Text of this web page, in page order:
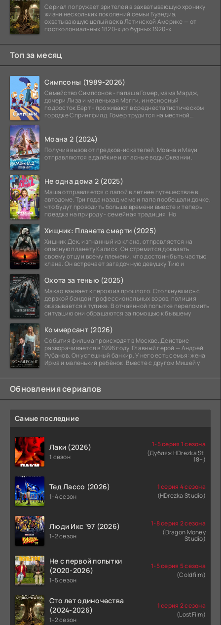
Сериал погружает зрителей в захватывающую хронику
жизни нескольких поколений семьи Буэндиа,
охватывающую целый век в Латинской Америке — от
постколониальных 1820-х до бурных 1920-х.
Топ за месяц
Симпсоны (1989-2026)
Семейство Симпсонов - папаша Гомер, мама Мардж,
дочери Лиза и маленькая Мэгги, и несносный
подросток Барт - проживают в среднестатистическом
городке Спрингфилд. Гомер трудится на местной
Моана 2 (2024)
Получив вызов от предков-искателей, Моана и Мауи
отправляются в далёкие и опасные воды Океании.
Не одна дома 2 (2025)
Маша отправляется с папой в летнее путешествие в
автодоме. Три года назад мама и папа пообещали дочке,
что будут проводить больше времени вместе и теперь
поездка на природу - семейная традиция. Но
Хищник: Планета смерти (2025)
Хищник Дек, изгнанный из клана, отправляется на
опасную планету Калиск. Он стремится доказать
своему отцу и всему племени, что достоин быть частью
клана. Он встречает загадочную девушку Тию и
Охота за тенью (2025)
Макао взывает к герою из прошлого. Столкнувшись с
дерзкой бандой профессиональных воров, полиция
оказывается в тупике. В отчаянной попытке переломить
ситуацию они обращаются за помощью к бывшему
Коммерсант (2026)
События фильма происходят в Москве. Действие
разворачивается в 1996 году. Главный герой — Андрей
Рубанов. Он успешный банкир. У него есть семья: жена
Ирма и маленький ребёнок. Вместе с другом Мишей у
Обновления сериалов
Самые последние
Лаки (2026)
1 сезон
1-5 серия 1 сезона
(Дубляж HDrezka St.
18+)
Тед Лассо (2026)
1-4 сезон
1 серия 4 сезона
(HDrezka Studio)
Люди Икс '97 (2026)
1-2 сезон
1-8 серия 2 сезона
(Dragon Money
Studio)
Не с первой попытки
(2020-2026)
1-5 сезон
1-5 серия 5 сезона
(Coldfilm)
Сто лет одиночества
(2024-2026)
1-2 сезон
1 серия 2 сезона
(LostFilm)